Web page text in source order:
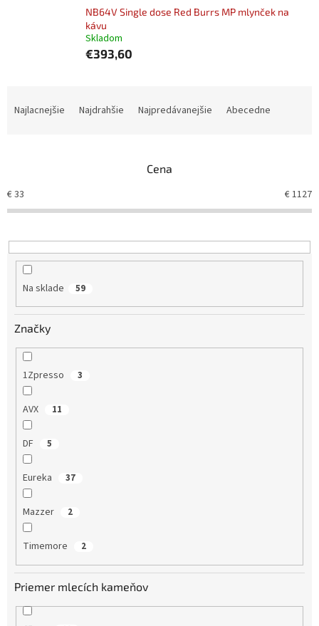
NB64V Single dose Red Burrs MP mlynček na
kávu
Skladom
€393,60
e
p
r
d
Najlacnejšie Najdrahšie Najpredávanejšie Abecedne
Cena
€33 €1127
Na sklade 59
Značky
1Zpresso 3
AVX 11
DF 5
Eureka 37
Mazzer 2
Timemore 2
Priemer mlecích kameňov